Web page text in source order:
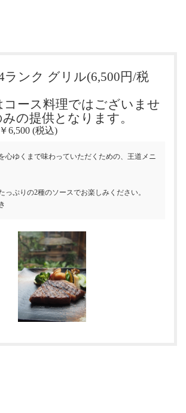
ランク グリル(6,500円/税
ース料理ではございませ
の提供となります。
￥6,500 (税込)
心ゆくまで味わっていただくための、王道メニ
っぷりの2種のソースでお楽しみください。